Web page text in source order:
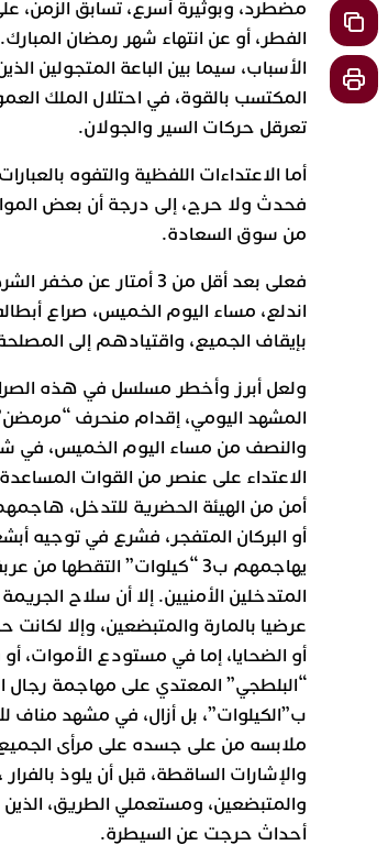
الفطر، أو عن انتهاء شهر رمضان
الأسباب، سيما بين الباعة المتجولين
المكتسب بالقوة، في احتلال الملك
تعرقل حركات السير والجولان.
أما الاعتداءات اللفظية والتفوه
فحدث ولا حرج، إلى درجة أن بعض
من سوق السعادة.
فعلى بعد أقل من 3 أمتار
اندلع، مساء اليوم الخميس، صراع
بإيقاف الجميع، واقتيادهم إلى
ولعل أبرز وأخطر مسلسل في هذه
المشهد اليومي، إقدام منحرف
والنصف من مساء اليوم الخميس، في
أمن من الهيئة الحضرية للتدخل،
أو البركان المتفجر، فشرع في توجيه
يهاجمهم ب3 “كيلوات”
المتدخلين الأمنيين. إلا أن سلاح
عرضيا بالمارة والمتبضعين، وإلا
أو الضحايا، إما في مستودع
“البلطجي” المعتدي على مهاجمة رجال
ب”الكيلوات”، بل أزال، في مشهد مناف
ملابسه من على جسده على مرأى
والإشارات الساقطة، قبل أن يلوذ
والمتبضعين، ومستعملي الطريق،
أحداث حرجت عن السيطرة.